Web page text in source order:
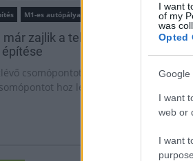
I want
of my
was
Opted
Google
I want
web or
I want
M1-es autópálya
zajlik a teljesen új Bicske Kelet
csomópontot korszerűsít és négy új,
hoz létre az MKIF az M1-es